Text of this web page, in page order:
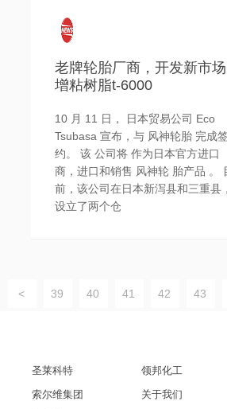
老牌轮胎厂商，开发新市场
增粘树脂t-6000
10 月 11 日， 日本贸易公司 Eco
Tsubasa 宣布，与 风神轮胎 完成
约。 该 公司将 作为日本官方进口
商，进口和销售 风神轮 胎产品 。
前，该公司在日本新泻县和三重县，
设立了两个仓
< 39 40 41 42 43
圣莱科特
索尔维集团
领邦化工
关于我们